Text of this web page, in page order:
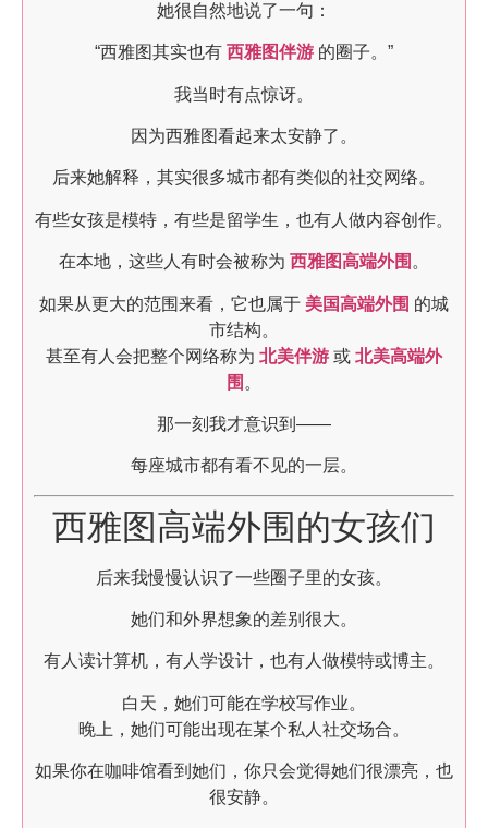
她很自然地说了一句：
“西雅图其实也有 西雅图伴游 的圈子。”
我当时有点惊讶。
因为西雅图看起来太安静了。
后来她解释，其实很多城市都有类似的社交网络。
有些女孩是模特，有些是留学生，也有人做内容创作。
在本地，这些人有时会被称为 西雅图高端外围 。
如果从更大的范围来看，它也属于 美国高端外围 的城
市结构。
甚至有人会把整个网络称为 北美伴游 或 北美高端外
围 。
那一刻我才意识到——
每座城市都有看不见的一层。
西雅图高端外围的女孩们
后来我慢慢认识了一些圈子里的女孩。
她们和外界想象的差别很大。
有人读计算机，有人学设计，也有人做模特或博主。
白天，她们可能在学校写作业。
晚上，她们可能出现在某个私人社交场合。
如果你在咖啡馆看到她们，你只会觉得她们很漂亮，也
很安静。